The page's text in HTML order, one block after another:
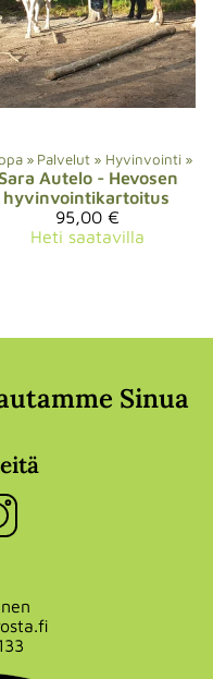
‪» Palvelut ‪» Hyvinvointi ‪»
Sara Autelo - Hevosen
hyvinvointikartoitus
95,00 €
Heti saatavilla
Sinua